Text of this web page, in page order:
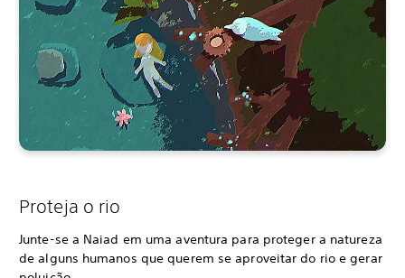
Proteja o rio
Junte-se a Naiad em uma aventura para proteger a natureza
de alguns humanos que querem se aproveitar do rio e gerar